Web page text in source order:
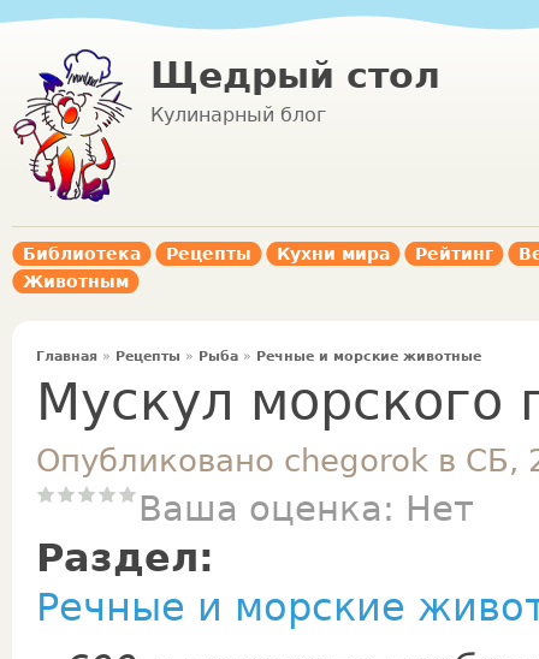
Щедрый стол
Кулинарный блог
Библиотека Рецепты Кухни мира Рейтинг
Животным
Главная » Рецепты » Рыба » Речные и морские животные
Мускул
Опубликовано chegorok в СБ,
Ваша оценка: Нет
Раздел:
Речные и морские